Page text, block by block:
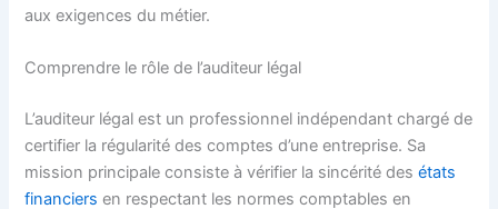
aux exigences du métier.
Comprendre le rôle de l’auditeur légal
L’auditeur légal est un professionnel indépendant chargé de
certifier la régularité des comptes d’une entreprise. Sa
mission principale consiste à vérifier la sincérité desétats
financiers en respectant les normes comptables en